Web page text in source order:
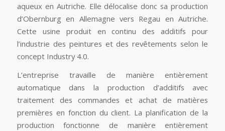
aqueux en Autriche. Elle délocalise donc sa production
d’Obernburg en Allemagne vers Regau en Autriche.
Cette usine produit en continu des additifs pour
l’industrie des peintures et des revêtements selon le
concept Industry 4.0.
L’entreprise travaille de manière entièrement
automatique dans la production d’additifs avec
traitement des commandes et achat de matières
premières en fonction du client. La planification de la
production fonctionne de manière entièrement